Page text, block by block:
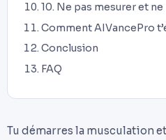
10. Ne pas mesurer et
Comment AIVancePro
Conclusion
FAQ
Tu démarres la musculation